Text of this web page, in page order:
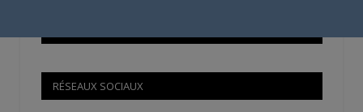
RÉSEAUX SOCIAUX